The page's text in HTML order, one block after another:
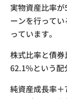
実物資産比率
ーンを行って
っています。
株式比率と債
62.1%という配
純資産成長率